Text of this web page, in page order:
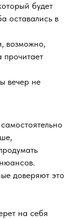
будет
оставались в
возможно,
вечер не
доверяют это
на себя